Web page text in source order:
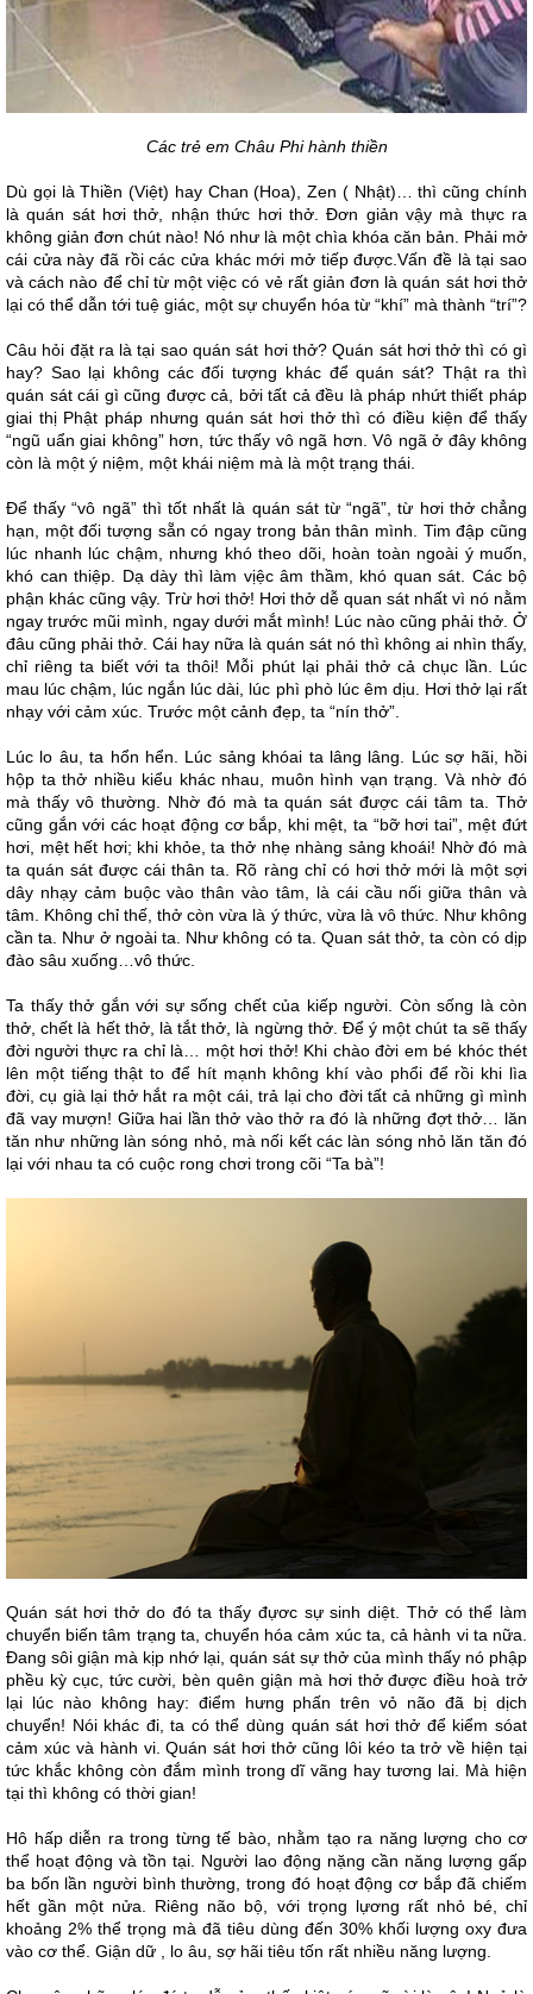
Các trẻ em Châu Phi hành thiền
Dù gọi là Thiền (Việt) hay Chan (Hoa), Zen ( Nhật)… thì cũng chính
là quán sát hơi thở, nhận thức hơi thở. Đơn giản vậy mà thực ra
không giản đơn chút nào! Nó như là một chìa khóa căn bản. Phải mở
cái cửa này đã rồi các cửa khác mới mở tiếp được.Vấn đề là tại sao
và cách nào để chỉ từ một việc có vẻ rất giản đơn là quán sát hơi thở
lại có thể dẫn tới tuệ giác, một sự chuyển hóa từ “khí” mà thành “trí”?
Câu hỏi đặt ra là tại sao quán sát hơi thở? Quán sát hơi thở thì có gì
hay? Sao lại không các đối tượng khác để quán sát? Thật ra thì
quán sát cái gì cũng được cả, bởi tất cả đều là pháp nhứt thiết pháp
giai thị Phật pháp nhưng quán sát hơi thở thì có điều kiện để thấy
“ngũ uẩn giai không” hơn, tức thấy vô ngã hơn. Vô ngã ở đây không
còn là một ý niệm, một khái niệm mà là một trạng thái.
Để thấy “vô ngã” thì tốt nhất là quán sát từ “ngã”, từ hơi thở chẳng
hạn, một đối tượng sẵn có ngay trong bản thân mình. Tim đập cũng
lúc nhanh lúc chậm, nhưng khó theo dõi, hoàn toàn ngoài ý muốn,
khó can thiệp. Dạ dày thì làm vịệc âm thầm, khó quan sát. Các bộ
phận khác cũng vậy. Trừ hơi thở! Hơi thở dễ quan sát nhất vì nó nằm
ngay trước mũi mình, ngay dưới mắt mình! Lúc nào cũng phải thở. Ở
đâu cũng phải thở. Cái hay nữa là quán sát nó thì không ai nhìn thấy,
chỉ riêng ta biết với ta thôi! Mỗi phút lại phải thở cả chục lần. Lúc
mau lúc chậm, lúc ngắn lúc dài, lúc phì phò lúc êm dịu. Hơi thở lại rất
nhạy với cảm xúc. Trước một cảnh đẹp, ta “nín thở”.
Lúc lo âu, ta hổn hển. Lúc sảng khóai ta lâng lâng. Lúc sợ hãi, hồi
hộp ta thở nhiều kiểu khác nhau, muôn hình vạn trạng. Và nhờ đó
mà thấy vô thường. Nhờ đó mà ta quán sát được cái tâm ta. Thở
cũng gắn với các hoạt động cơ bắp, khi mệt, ta “bỡ hơi tai”, mệt đứt
hơi, mệt hết hơi; khi khỏe, ta thở nhẹ nhàng sảng khoái! Nhờ đó mà
ta quán sát được cái thân ta. Rõ ràng chỉ có hơi thở mới là một sợi
dây nhạy cảm buộc vào thân vào tâm, là cái cầu nối giữa thân và
tâm. Không chỉ thế, thở còn vừa là ý thức, vừa là vô thức. Như không
cần ta. Như ở ngoài ta. Như không có ta. Quan sát thở, ta còn có dịp
đào sâu xuống…vô thức.
Ta thấy thở gắn với sự sống chết của kiếp người. Còn sống là còn
thở, chết là hết thở, là tắt thở, là ngừng thở. Để ý một chút ta sẽ thấy
đời người thực ra chỉ là… một hơi thở! Khi chào đời em bé khóc thét
lên một tiếng thật to để hít mạnh không khí vào phổi để rồi khi lìa
đời, cụ già lại thở hắt ra một cái, trả lại cho đời tất cả những gì mình
đã vay mượn! Giữa hai lần thở vào thở ra đó là những đợt thở… lăn
tăn như những làn sóng nhỏ, mà nối kết các làn sóng nhỏ lăn tăn đó
lại với nhau ta có cuộc rong chơi trong cõi “Ta bà”!
Quán sát hơi thở do đó ta thấy đựơc sự sinh diệt. Thở có thể làm
chuyển biến tâm trạng ta, chuyển hóa cảm xúc ta, cả hành vi ta nữa.
Đang sôi giận mà kịp nhớ lại, quán sát sự thở của mình thấy nó phập
phều kỳ cục, tức cười, bèn quên giận mà hơi thở được điều hoà trở
lại lúc nào không hay: điểm hưng phấn trên vỏ não đã bị dịch
chuyển! Nói khác đi, ta có thể dùng quán sát hơi thở để kiểm sóat
cảm xúc và hành vi. Quán sát hơi thở cũng lôi kéo ta trở về hiện tại
tức khắc không còn đắm mình trong dĩ vãng hay tương lai. Mà hiện
tại thì không có thời gian!
Hô hấp diễn ra trong từng tế bào, nhằm tạo ra năng lượng cho cơ
thể hoạt động và tồn tại. Người lao động nặng cần năng lượng gấp
ba bốn lần người bình thường, trong đó hoạt động cơ bắp đã chiếm
hết gần một nửa. Riêng não bộ, với trọng lựơng rất nhỏ bé, chỉ
khoảng 2% thể trọng mà đã tiêu dùng đến 30% khối lượng oxy đưa
vào cơ thể. Giận dữ , lo âu, sợ hãi tiêu tốn rất nhiều năng lượng.